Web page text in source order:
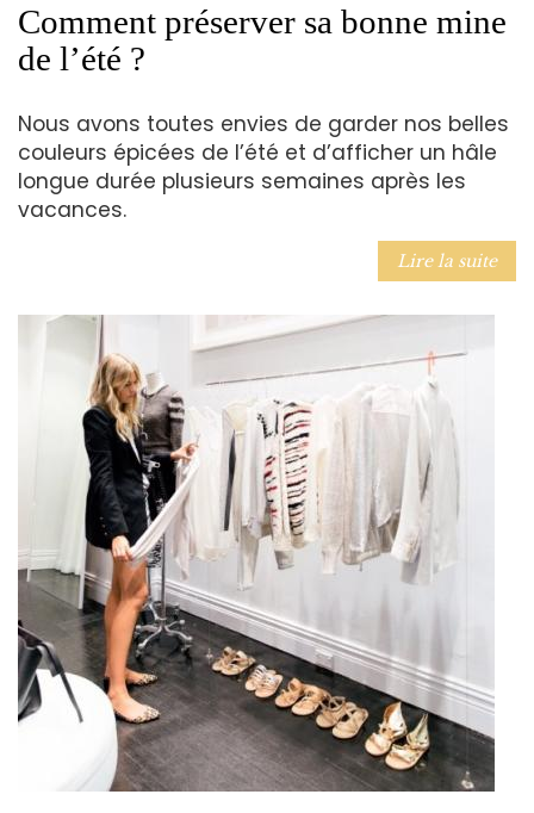
Comment préserver sa bonne mine
de l’été ?
Nous avons toutes envies de garder nos belles
couleurs épicées de l’été et d’afficher un hâle
longue durée plusieurs semaines après les
vacances.
Lire la suite